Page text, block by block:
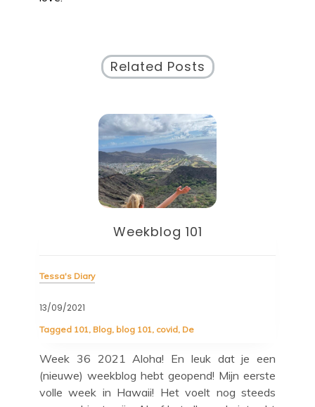
Related Posts
Weekblog 101
Tessa's Diary
13/09/2021
Tagged 101, Blog, blog 101, covid, De
Week 36 2021 Aloha! En leuk dat je een
(nieuwe) weekblog hebt geopend! Mijn eerste
volle week in Hawaii! Het voelt nog steeds